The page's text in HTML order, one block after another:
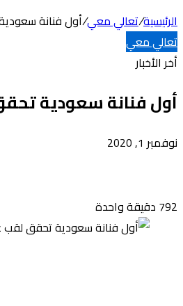
الرئيسية/تعالي معي/أول فنانة
تعالي معي
أخر الأخبار
أول فنانة سعودية
نوفمبر 1, 2020
792 دقيقة واحدة